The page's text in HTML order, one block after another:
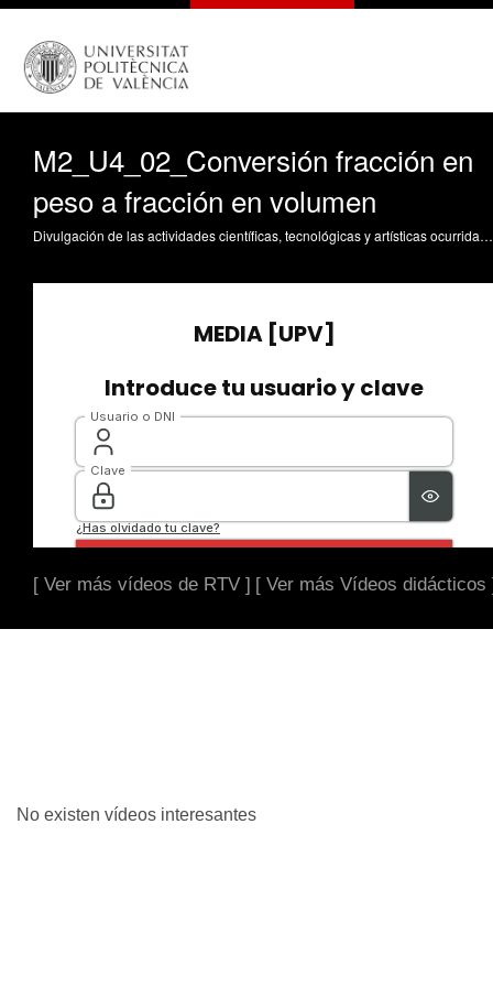
M2_U4_02_Conversión fracción en
peso a fracción en volumen
Divulgación de las actividades científicas, tecnológicas y artísticas ocurridas en los tres campus de la UPV
[ Ver más vídeos de RTV ] [ Ver más Vídeos didácticos
No existen vídeos interesantes